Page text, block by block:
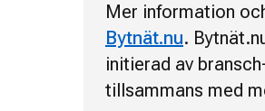
Mer information
Bytnät.nu.
initierad av
tillsammans med